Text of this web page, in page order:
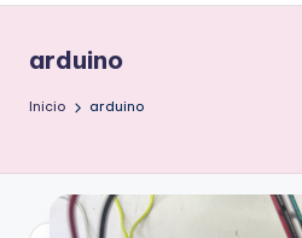
arduino
Inicio arduino